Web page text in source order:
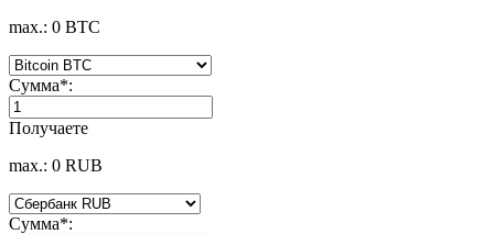
max.: 0 BTC
Сумма*:
Получаете
max.: 0 RUB
Сумма*: